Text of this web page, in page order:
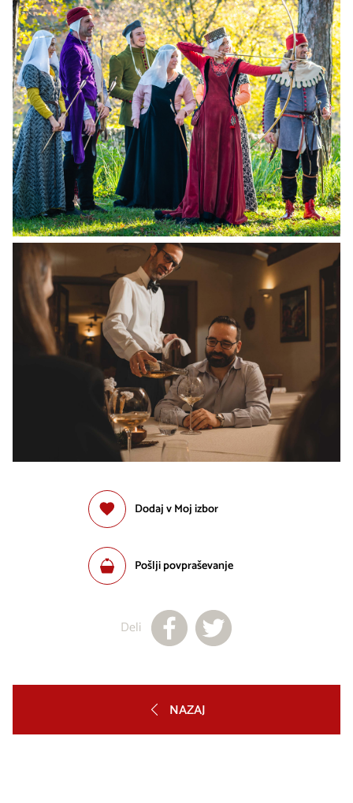
Dodaj v Moj izbor
Pošlji povpraševanje
Deli
NAZAJ